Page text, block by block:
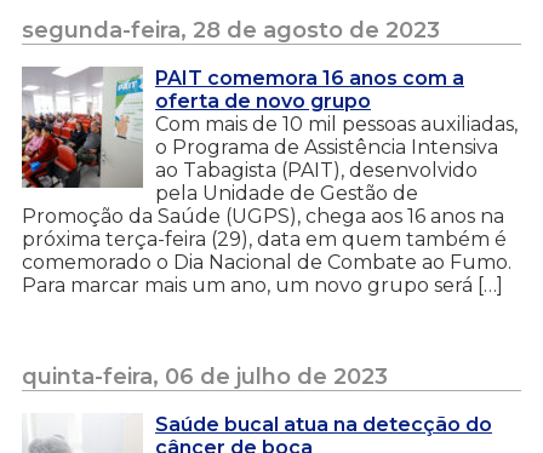
segunda-feira, 28 de agosto de 2023
PAIT comemora 16 anos com a
oferta de novo grupo
Com mais de 10 mil pessoas auxiliadas,
o Programa de Assistência Intensiva
ao Tabagista (PAIT), desenvolvido
pela Unidade de Gestão de
Promoção da Saúde (UGPS), chega aos 16 anos na
próxima terça-feira (29), data em quem também é
comemorado o Dia Nacional de Combate ao Fumo.
Para marcar mais um ano, um novo grupo será […]
quinta-feira, 06 de julho de 2023
Saúde bucal atua na detecção do
câncer de boca